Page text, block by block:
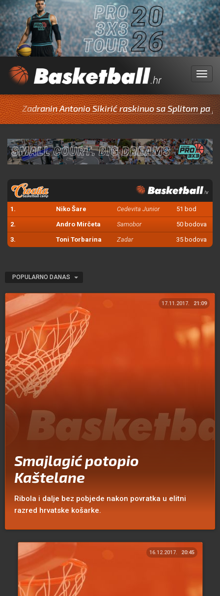
Menu
Antonio Sikirić raskinuo sa Splitom pa
1. Niko Šare Cedevita Junior 51 bod
2. Andro Mirčeta Samobor 50 bodova
3. Toni Torbarina Zadar 35 bodova
POPULARNO DANAS
17.11.2017. 21:09
Smajlagić potopio
Kaštelane
Ribola i dalje bez pobjede nakon povratka u elitni
razred hrvatske košarke.
16.12.2017. 20:45